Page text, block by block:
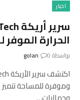
اخبار
الحرارة
بواسطة golan 0
وموفرة للمساحة